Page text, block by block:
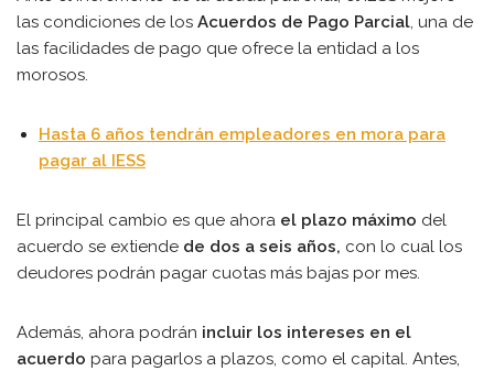
las condiciones de los Acuerdos de Pago Parcial, una de
las facilidades de pago que ofrece la entidad a los
morosos.
Hasta 6 años tendrán empleadores en mora para
pagar al IESS
El principal cambio es que ahora el plazo máximo del
acuerdo se extiende de dos a seis años, con lo cual los
deudores podrán pagar cuotas más bajas por mes.
Además, ahora podrán incluir los intereses en el
acuerdo para pagarlos a plazos, como el capital. Antes,